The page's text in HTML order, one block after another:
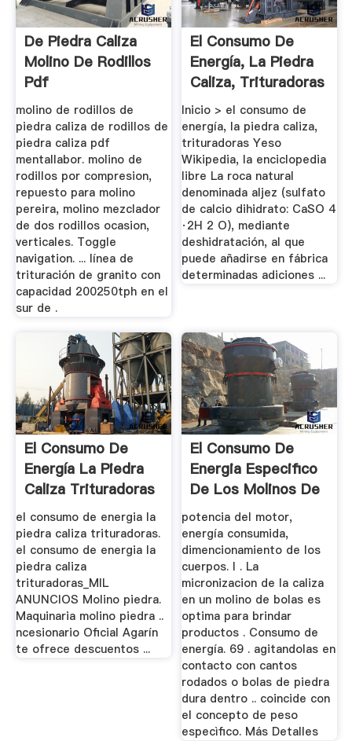
De Piedra Caliza
Molino De Rodillos
Pdf
molino de rodillos de
piedra caliza de rodillos de
piedra caliza pdf
mentallabor. molino de
rodillos por compresion,
repuesto para molino
pereira, molino mezclador
de dos rodillos ocasion,
verticales. Toggle
navigation. ... línea de
trituración de granito con
capacidad 200250tph en el
sur de .
El Consumo De
Energía, La Piedra
Caliza, Trituradoras
Inicio > el consumo de
energía, la piedra caliza,
trituradoras Yeso
Wikipedia, la enciclopedia
libre La roca natural
denominada aljez (sulfato
de calcio dihidrato: CaSO 4
·2H 2 O), mediante
deshidratación, al que
puede añadirse en fábrica
determinadas adiciones ...
El Consumo De
Energía La Piedra
Caliza Trituradoras
el consumo de energia la
piedra caliza trituradoras.
el consumo de energia la
piedra caliza
trituradoras_MIL
ANUNCIOS Molino piedra.
Maquinaria molino piedra ..
ncesionario Oficial Agarín
te ofrece descuentos ...
El Consumo De
Energia Especifico
De Los Molinos De
Bolas ...
potencia del motor,
energía consumida,
dimencionamiento de los
cuerpos. I . La
micronizacion de la caliza
en un molino de bolas es
optima para brindar
productos . Consumo de
energía. 69 . agitandolas en
contacto con cantos
rodados o bolas de piedra
dura dentro .. coincide con
el concepto de peso
especìfico. Más Detalles